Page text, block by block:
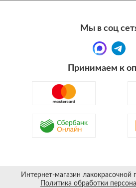
Мы в соц
Принимаем к
Интернет-магазин
Политика обработки